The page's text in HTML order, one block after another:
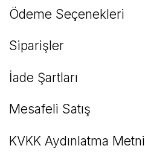
Ödeme Seçenekleri
Siparişler
İade Şartları
Mesafeli Satış
KVKK Aydınlatma Metni